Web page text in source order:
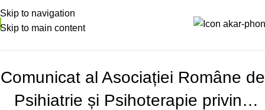
Skip to navigation
Skip to main content
Comunicat al Asociației Române de
Psihiatrie și Psihoterapie privind